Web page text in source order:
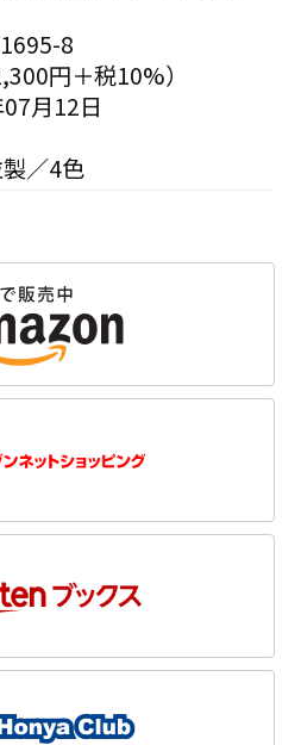
8
円＋税10%）
月12日
／4色